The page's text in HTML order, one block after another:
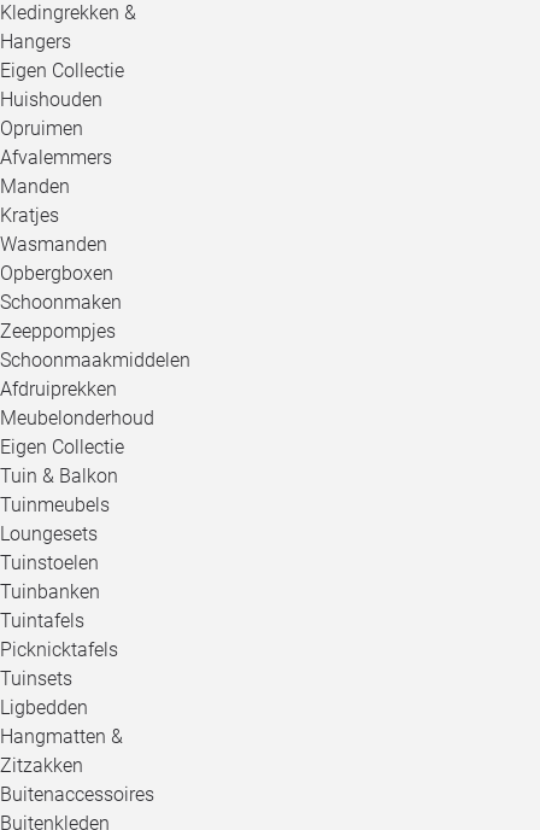
Kledingrekken &
Hangers
Eigen Collectie
Huishouden
Opruimen
Afvalemmers
Manden
Kratjes
Wasmanden
Opbergboxen
Schoonmaken
Zeeppompjes
Schoonmaakmiddelen
Afdruiprekken
Meubelonderhoud
Eigen Collectie
Tuin & Balkon
Tuinmeubels
Loungesets
Tuinstoelen
Tuinbanken
Tuintafels
Picknicktafels
Tuinsets
Ligbedden
Hangmatten &
Zitzakken
Buitenaccessoires
Buitenkleden